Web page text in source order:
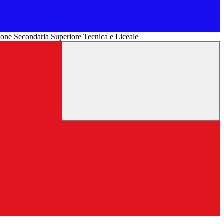
Secondaria Superiore Tecnica e Liceale